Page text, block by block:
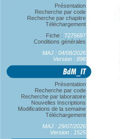
Présentation
Recherche par code
Recherche par chapitre
Téléchargement
Fiche : 7275697
Conditions générales
MAJ : 04/08/2026
Version : 896
Présentation
Recherche par code
Recherche par laboratoire
Nouvelles Inscriptions
Modifications de la semaine
Téléchargement
MAJ : 29/07/2026
Version : 1525